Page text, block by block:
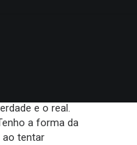
e o real.
a forma da
ao tentar